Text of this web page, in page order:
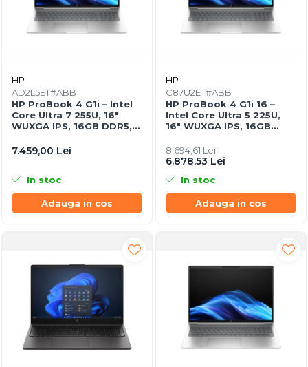
Surse de Alimentare PC
Ventilatoare & Sisteme de
Ventilatoare & Sisteme de Răcire
Carcase
Accesorii componente
Accesorii Stocare
Unități optice
Blu-Ray, CD/DVD & Floppy Drives
Periferice & Accesorii
Tastaturi wireless
Mouse, Trackballs & Presenters
Mouse cu Fir
Mouse Ergonimice
Mouse wireless
HP
AD2L5ET#ABB
HP ProBook 4 G1i – Intel
Core Ultra 7 255U, 16"
WUXGA IPS, 16GB DDR5,
Silver
7.459,00 Lei
In stoc
Adauga in cos
HP
C87U2ET#ABB
HP ProBook 4 G1i 16 –
Intel Core Ultra 5 225U,
16" WUXGA IPS, 16GB
Graphics, Windows 11 Pro,
1YW
8.694,61 Lei
6.878,53 Lei
In stoc
Adauga in cos